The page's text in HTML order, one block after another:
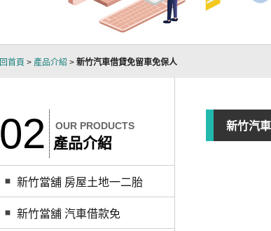
回首頁 > 產品介紹 > 新竹汽車借貸免留車免保人
02 OUR PRODUCTS
產品介紹
新竹當舖 房屋土地一二胎
新竹當舖 汽車借款免
新竹汽